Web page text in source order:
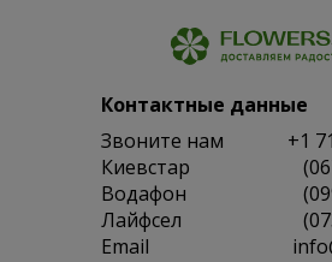
Контактные данные
Звоните нам
+1
Киевстар
Водафон
Лайфсел
Email